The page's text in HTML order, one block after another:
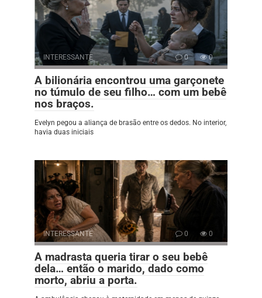
INTERESSANTE 0 0
A bilionária encontrou uma garçonete
no túmulo de seu filho… com um bebê
nos braços.
Evelyn pegou a aliança de brasão entre os dedos. No interior,
havia duas iniciais
INTERESSANTE 0 0
A madrasta queria tirar o seu bebê
dela… então o marido, dado como
morto, abriu a porta.